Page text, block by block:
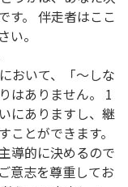
す。 伴走者はここ
。
おいて、「～しな
はありません。 1
にありますし、継
とができます。
導的に決めるので
意志を尊重してお